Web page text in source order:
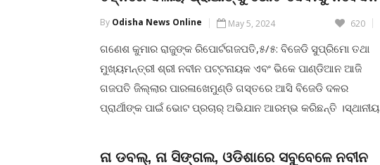
CONTINUE READING
By Odisha News Online May 5, 2024 620
ଗଣେଶ କୁମାର ରାଜୁଙ୍କ ରିପୋର୍ଟଗଜପତି,୫/୫: ବିଜେଡି ସୁପ୍ରିମୋ ତଥା
ମୁଖ୍ୟମନ୍ତ୍ରୀ ଶ୍ରୀ ନବୀନ ପଟ୍ଟନାୟକ ଏବଂ ଭିକେ ପାଣ୍ଡିଆନ ଆଜି
ଗଜପତି ଜିଲ୍ଲାର ପାରଳାଖେମୁଣ୍ଡି ଗସ୍ତରେ ଆସି ବିଜେଡି ଦଳର
ପ୍ରାର୍ଥୀଙ୍କ ପାଇଁ ଭୋଟ ପ୍ରଚାର୍ ଅଭିଯାନ ଆରମ୍ଭ କରିଛନ୍ତି ।ସ୍ଥାନୀୟ
ଉପସ୍ଥିତ ଜନତାଙ୍କୁ ସମ୍ବୋଧିତ କରି ମୁଖ୍ୟମନ୍ତ୍ରୀ ଶ୍ରୀ ପଟ୍ଟନାୟକ
ନା ଡବଲ୍, ନା ସିଙ୍ଗଲ, ଓଡିଶାରେ ସବୁବେଳେ ନବୀନ